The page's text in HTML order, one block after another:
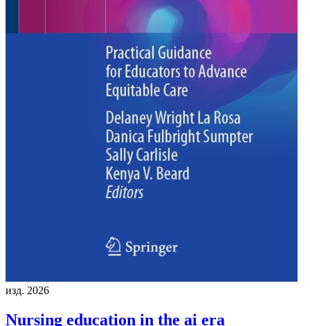
изд. 2026
Nursing education in the ai era